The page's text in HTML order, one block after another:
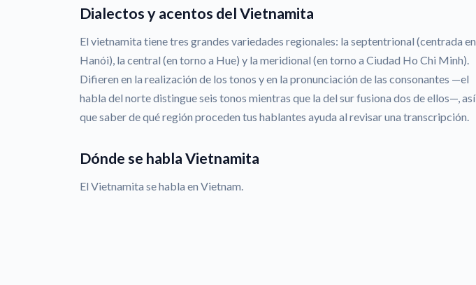
Dialectos y acentos del Vietnamita
El vietnamita tiene tres grandes variedades regionales: la septentrional (centrada en
Hanói), la central (en torno a Hue) y la meridional (en torno a Ciudad Ho Chi Minh).
Difieren en la realización de los tonos y en la pronunciación de las consonantes —el
habla del norte distingue seis tonos mientras que la del sur fusiona dos de ellos—, así
que saber de qué región proceden tus hablantes ayuda al revisar una transcripción.
Dónde se habla Vietnamita
El Vietnamita se habla en Vietnam.